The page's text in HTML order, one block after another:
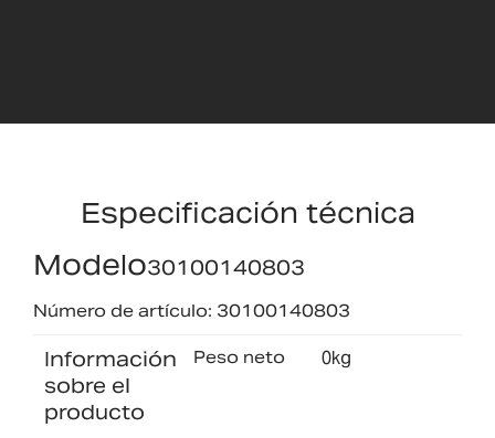
Especificación técnica
Modelo30100140803
Número de artículo: 30100140803
Información
sobre el
producto
Peso neto 0kg